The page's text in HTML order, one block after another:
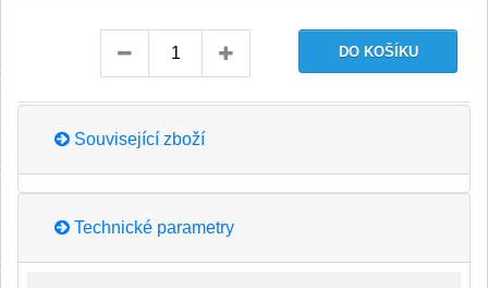
Související zboží
Technické parametry